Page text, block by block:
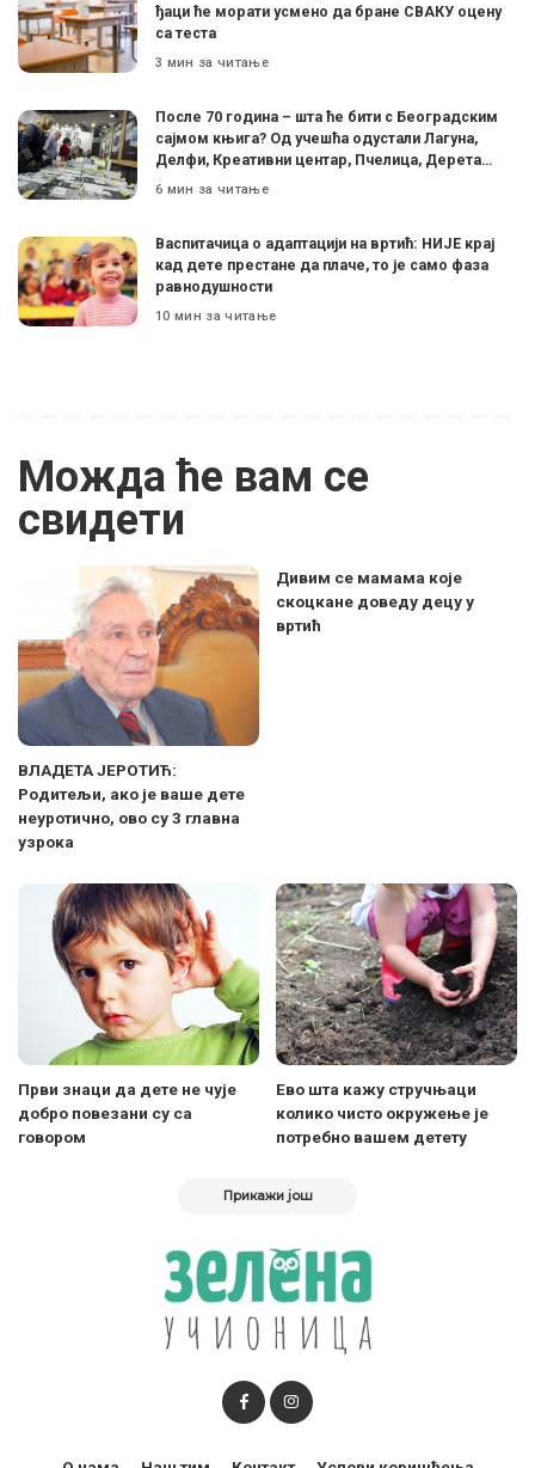
ђаци ће морати усмено да бране СВАКУ оцену
са теста
3 мин за читање
После 70 година – шта ће бити с Београдским
сајмом књига? Од учешћа одустали Лагуна,
Делфи, Креативни центар, Пчелица, Дерета…
6 мин за читање
Васпитачица о адаптацији на вртић: НИЈЕ крај
кад дете престане да плаче, то је само фаза
равнодушности
10 мин за читање
Можда ће вам се
свидети
ВЛАДЕТА ЈЕРОТИЋ:
Родитељи, ако је ваше дете
неуротично, ово су 3 главна
узрока
Дивим се мамама које
скоцкане доведу децу у
вртић
Први знаци да дете не чује
добро повезани су са
говором
Ево шта кажу стручњаци
колико чисто окружење је
потребно вашем детету
Прикажи још